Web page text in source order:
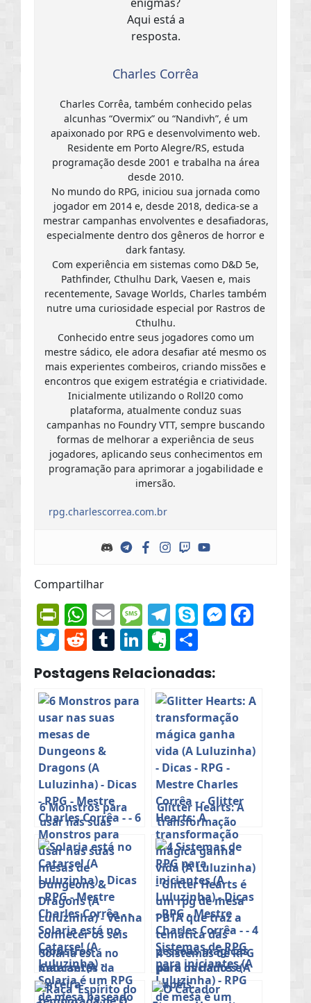
Charles Corrêa
Charles Corrêa, também conhecido pelas
alcunhas “Overmix” ou “Nandivh”, é um
apaixonado por RPG e desenvolvimento web.
Residente em Porto Alegre/RS, estuda
programação desde 2001 e trabalha na área
desde 2010.
No mundo do RPG, iniciou sua jornada como
jogador em 2014 e, desde 2018, dedica-se a
mestrar campanhas envolventes e desafiadoras,
especialmente dentro dos gêneros de horror e
dark fantasy.
Com experiência em sistemas como D&D 5e,
Pathfinder, Cthulhu Dark, Vaesen e, mais
recentemente, Savage Worlds, Charles também
nutre uma curiosidade especial por Rastros de
Cthulhu.
Conhecido entre seus jogadores como um
mestre sádico, ele adora desafiar até mesmo os
mais experientes combeiros, criando missões e
encontros que exigem estratégia e criatividade.
Inicialmente utilizando o Roll20 como
plataforma, atualmente conduz suas
campanhas no Foundry VTT, sempre buscando
formas de melhorar a experiência de seus
jogadores, aplicando seus conhecimentos em
programação para aprimorar a jogabilidade e
imersão.
rpg.charlescorrea.com.br
Compartilhar
PrintFriendly
WhatsApp
EmailMessage
Telegram
Skype
Twitter
Reddit
Tumblr
LinkedIn
Evernote
Postagens Relacionadas:
6 Monstros para
usar nas suas
mesas de
Dungeons &
Dragons (A
Luluzinha)
Glitter Hearts: A
transformação
mágica ganha vida
(A Luluzinha)
Solaria está no
Catarse! (A
Luluzinha)
4 Sistemas de RPG
para iniciantes (A
Luluzinha)